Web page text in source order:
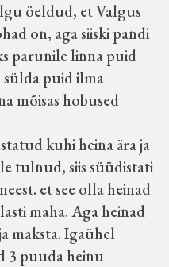
öeldud, et Valgus
on, aga siiski pandi
parunile linna puid
sülda puid ilma
mõisas hobused
kuhi heina ära ja
tulnud, siis süüdistati
et see olla heinad
maha. Aga heinad
maksta. Igaühel
3 puuda heinu